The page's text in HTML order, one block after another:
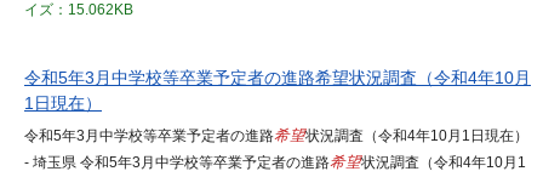
イズ：15.062KB
令和5年3月中学校等卒業予定者の進路希望状況調査（令和4年10月
1日現在）
令和5年3月中学校等卒業予定者の進路希望状況調査（令和4年10月1日現在）
- 埼玉県 令和5年3月中学校等卒業予定者の進路希望状況調査（令和4年10月1